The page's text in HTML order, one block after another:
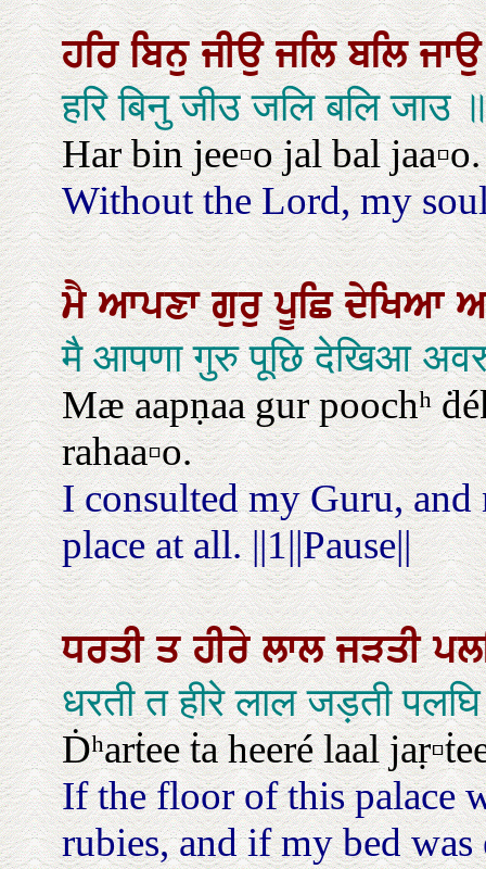
ਹਰਿਬਿਨੁਜੀਉਜਲਿਬਲਿ
हरि बिनु जीउ जलि बलि जाउ
Har bin jee▫o jal bal jaa▫o.
Without the Lord, my
ਮੈਆਪਣਾਗੁਰੁਪੂਛਿਦੇਖਿਆ
मै आपणा गुरु पूछि देखिआ
Mæ aapṇaa gur poochʰ
rahaa▫o.
I consulted my Guru, and
place at all. ||1||Pause||
ਧਰਤੀਤਹੀਰੇਲਾਲਜੜਤੀ
धरती त हीरे लाल जड़ती
Ḋʰarṫee ṫa heeré laal
If the floor of this palace
rubies, and if my bed was